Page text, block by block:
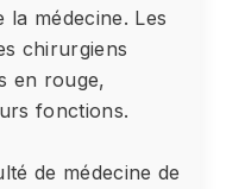
la médecine. Les
chirurgiens
en rouge,
fonctions.
de médecine de